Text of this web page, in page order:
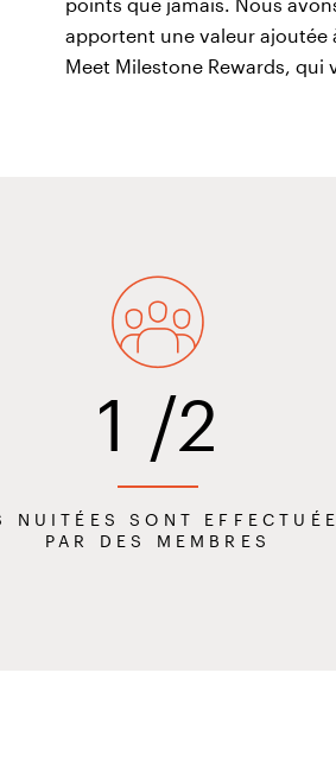
apportent une valeur ajoutée
Meet Milestone Rewards,
1 /2
NUITÉES SONT
PAR DES MEMBRES